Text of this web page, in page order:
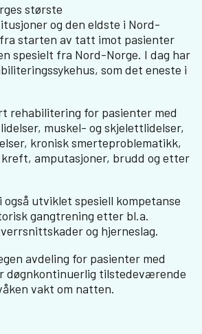
største
og den eldste i Nord-
starten av tatt imot pasienter
spesielt fra Nord-Norge. I dag har
som det eneste i
rehabilitering for pasienter med
muskel- og skjelettlidelser,
kronisk smerteproblematikk,
amputasjoner, brudd og etter
også utviklet spesiell kompetanse
gangtrening etter bl.a.
og hjerneslag.
avdeling for pasienter med
døgnkontinuerlig tilstedeværende
vakt om natten.